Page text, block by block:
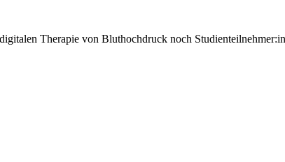
Therapie von Bluthochdruck noch